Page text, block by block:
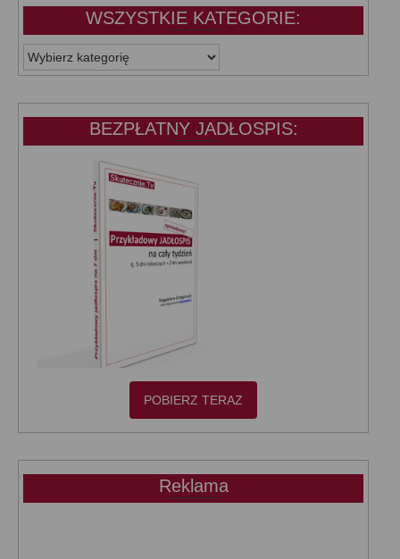
WSZYSTKIE KATEGORIE:
WSZYSTKIE
KATEGORIE:
BEZPŁATNY JADŁOSPIS:
POBIERZ TERAZ
Reklama